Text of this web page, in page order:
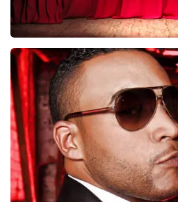
Job Knoester
247laatste 30 minuten
BESTEL NU